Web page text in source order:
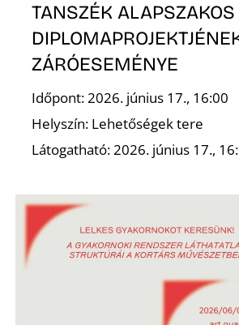
TANSZÉK ALAPSZAKOS
ZÁRÓESEMÉNYE
Időpont: 2026. június 17., 16:00
Helyszín: Lehetőségek tere
Látogatható: 2026. június 17.,